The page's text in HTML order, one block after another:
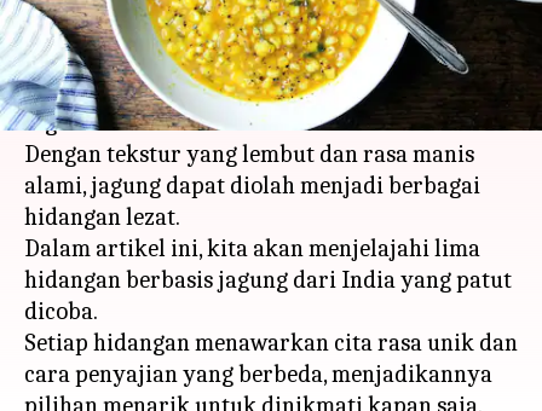
Apa ceritanya
Jagung adalah bahan makanan yang sering
digunakan dalam masakan India.
Dengan tekstur yang lembut dan rasa manis
alami, jagung dapat diolah menjadi berbagai
hidangan lezat.
Dalam artikel ini, kita akan menjelajahi lima
hidangan berbasis jagung dari India yang patut
dicoba.
Setiap hidangan menawarkan cita rasa unik dan
cara penyajian yang berbeda, menjadikannya